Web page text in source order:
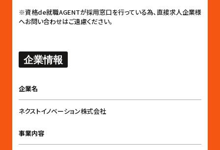
※資格de就職AGENTが採用窓口を行っている為、直接求人企業様
へお問い合わせはご遠慮ください。
企業情報
企業名
ネクストイノベーション株式会社
事業内容